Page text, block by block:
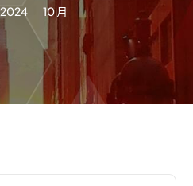
2024 10 月